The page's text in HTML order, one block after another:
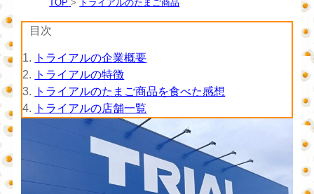
TOP トライアルのたまご商品
目次
1.
トライアルの企業概要
2.
トライアルの特徴
3.
トライアルのたまご商品を食べた感想
4.
トライアルの店舗一覧